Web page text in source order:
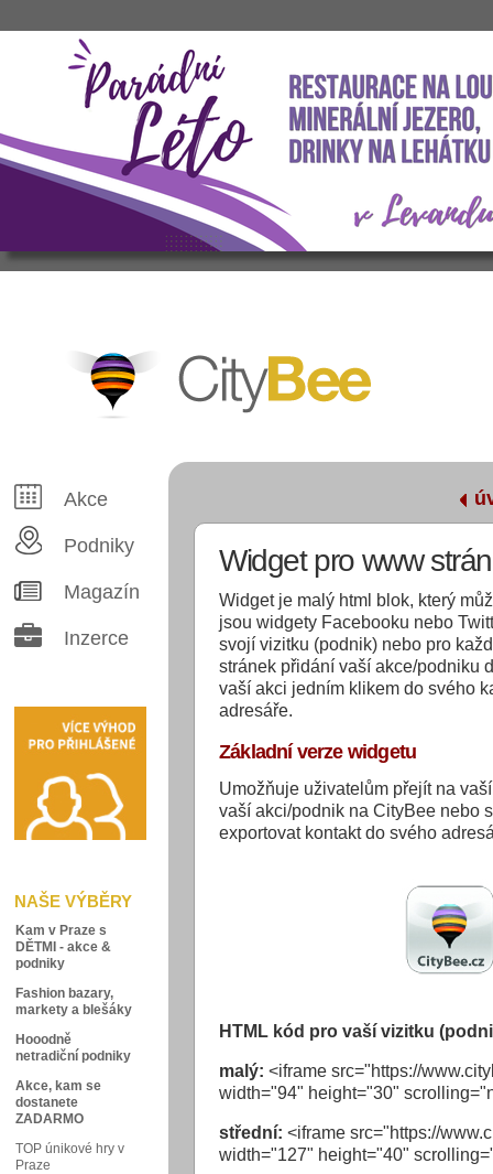
CityBee
Akce
Podniky
Magazín
Inzerce
NAŠE VÝBĚRY
Kam v Praze s
DĚTMI - akce &
podniky
Fashion bazary,
markety a blešáky
Hooodně
netradiční podniky
Akce, kam se
dostanete
ZADARMO
TOP únikové hry v
Praze
Widget pro www
Widget je malý html blok, který
jsou widgety Facebooku nebo
svojí vizitku (podnik) nebo pro
stránek přidání vaší akce/podniku
vaší akci jedním klikem do svého
adresáře.
Základní verze widgetu
Umožňuje uživatelům přejít na
vaší akci/podnik na CityBee nebo
exportovat kontakt do svého
HTML kód pro vaší vizitku
malý: <iframe src="https://
width="94" height="30"
střední: <iframe src="https://
width="127" height="40"